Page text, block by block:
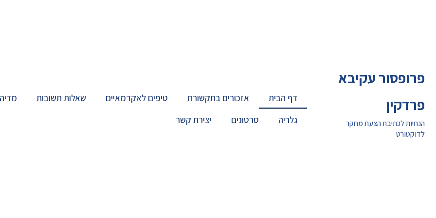
פרופסור עקיבא
פרדקין
הנחיות לכתיבת הצעת מחקר
לדוקטורט
דף הבית אזכורים בתקשורת טיפים לאקדמאיים שאלות תשובות מדיה
גלריה
סרטונים יצירת קשר